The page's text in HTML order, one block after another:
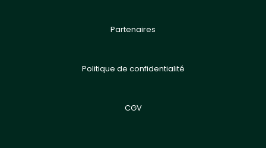
Partenaires
Politique de confidentialité
CGV